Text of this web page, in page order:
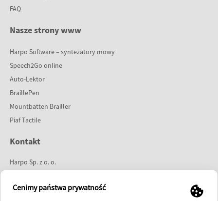
FAQ
Nasze strony www
Harpo Software – syntezatory mowy
Speech2Go online
Auto-Lektor
BraillePen
Mountbatten Brailler
Piaf Tactile
Kontakt
Harpo Sp. z o. o.
61-737 Poznań
Cenimy państwa prywatność